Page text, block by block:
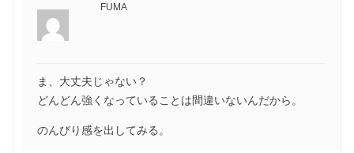
FUMA
ま、大丈夫じゃない？
どんどん強くなっていることは間違いないんだから。
のんびり感を出してみる。